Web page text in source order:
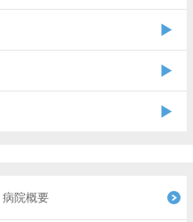
病院概要